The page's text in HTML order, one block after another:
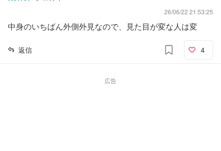
26/06/22 21:53:25
中身のいちばん外側外見なので、見た目が変な人は変
返信 4
広告